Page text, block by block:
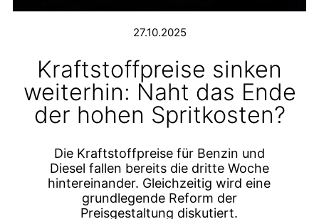
27.10.2025
Kraftstoffpreise sinken
weiterhin: Naht das Ende
der hohen Spritkosten?
Die Kraftstoffpreise für Benzin und
Diesel fallen bereits die dritte Woche
hintereinander. Gleichzeitig wird eine
grundlegende Reform der
Preisgestaltung diskutiert.